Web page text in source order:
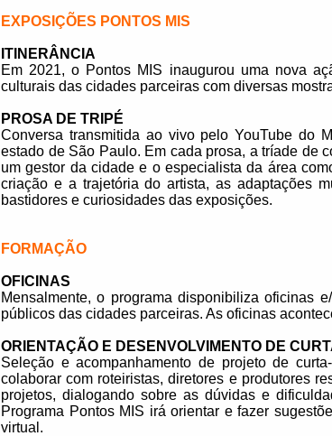
EXPOSIÇÕES PONTOS MIS
ITINERÂNCIA
Em 2021, o Pontos MIS inaugurou uma nova
culturais das cidades parceiras com diversas
PROSA DE TRIPÉ
Conversa transmitida ao vivo pelo YouTube do
estado de São Paulo. Em cada prosa, a tríade de
um gestor da cidade e o especialista da área
criação e a trajetória do artista, as adaptações
bastidores e curiosidades das exposições.
FORMAÇÃO
OFICINAS
Mensalmente, o programa disponibiliza oficinas
públicos das cidades parceiras. As oficinas
ORIENTAÇÃO E DESENVOLVIMENTO DE
Seleção e acompanhamento de projeto de
colaborar com roteiristas, diretores e produtores
projetos, dialogando sobre as dúvidas e
Programa Pontos MIS irá orientar e fazer
virtual.